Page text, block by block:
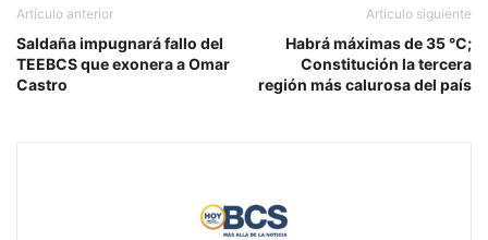
Artículo anterior
Saldaña impugnará fallo del
TEEBCS que exonera a Omar
Castro
Artículo siguiente
Habrá máximas de 35 °C;
Constitución la tercera
región más calurosa del país